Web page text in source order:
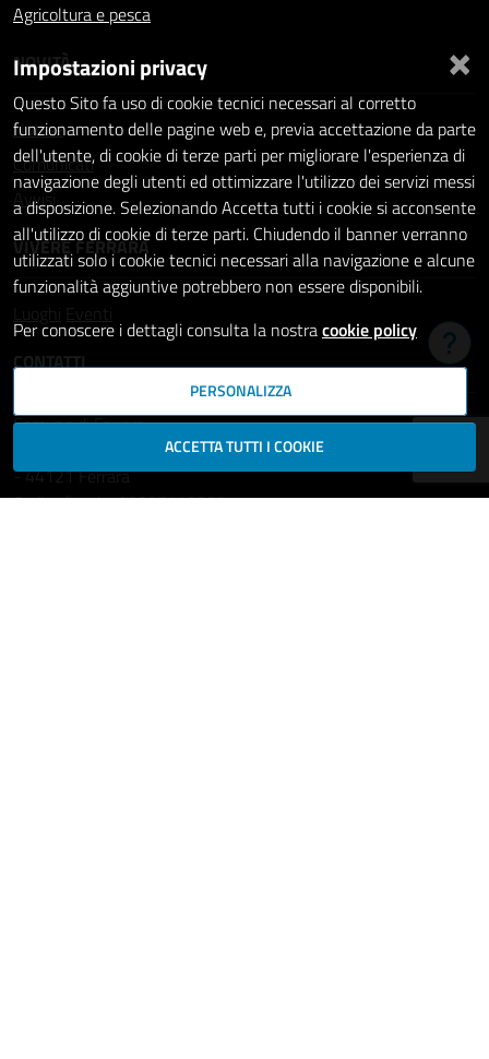
Agricoltura e pesca
NOVITÀ
Notizie
Comunicati
Avvisi
VIVERE FERRARA
Luoghi
Eventi
CONTATTI
Comune di Ferrara
Piazza del Municipio, 2
- 44121 Ferrara
Codice fiscale: 00297110389
×
Impostazioni privacy
Questo Sito fa uso di cookie tecnici necessari al corretto
funzionamento delle pagine web e, previa accettazione da parte
dell'utente, di cookie di terze parti per migliorare l'esperienza di
navigazione degli utenti ed ottimizzare l'utilizzo dei servizi messi
a disposizione. Selezionando Accetta tutti i cookie si acconsente
all'utilizzo di cookie di terze parti. Chiudendo il banner verranno
utilizzati solo i cookie tecnici necessari alla navigazione e alcune
funzionalità aggiuntive potrebbero non essere disponibili.
Per conoscere i dettagli consulta la nostracookie policy
PERSONALIZZA
ACCETTA TUTTI I COOKIE
Hai